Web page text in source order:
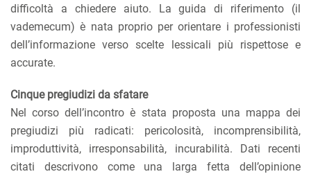
difficoltà a chiedere aiuto. La guida di riferimento (il
vademecum) è nata proprio per orientare i professionisti
dell’informazione verso scelte lessicali più rispettose e
accurate.
Cinque pregiudizi da sfatare
Nel corso dell’incontro è stata proposta una mappa dei
pregiudizi più radicati: pericolosità, incomprensibilità,
improduttività, irresponsabilità, incurabilità. Dati recenti
citati descrivono come una larga fetta dell’opinione